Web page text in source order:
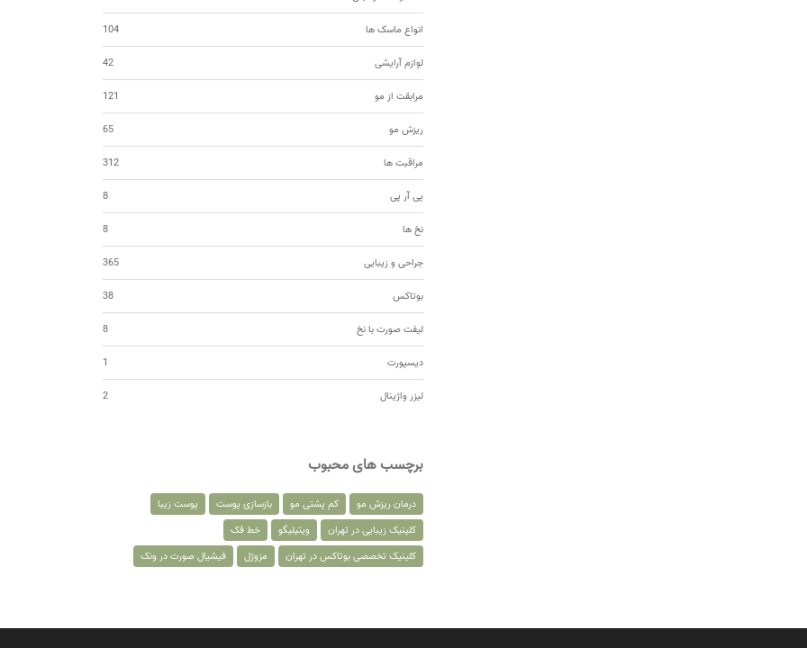
انواع ماسک ها 104
لوازم آرایشی 42
مرابقت از مو 121
ریزش مو 65
مراقبت ها 312
پی آر پی 8
نخ ها 8
جراحی و زیبایی 365
بوتاکس 38
لیفت صورت با نخ 8
دیسپورت 1
لیزر واژینال 2
برچسب های محبوب
درمان ریزش مو کم پشتی مو بازسازی پوست
پوست زیبا
کلینیک زیبایی در تهران
ویتیلیگو
خط فک
کلینیک تخصصی بوتاکس در تهران
مزوژل فیشیال صورت در ونک